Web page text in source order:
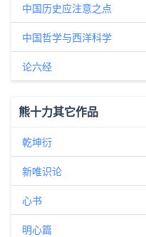
中国历史应注意之点
中国哲学与西洋科学
论六经
熊十力其它作品
乾坤衍
新唯识论
心书
明心篇